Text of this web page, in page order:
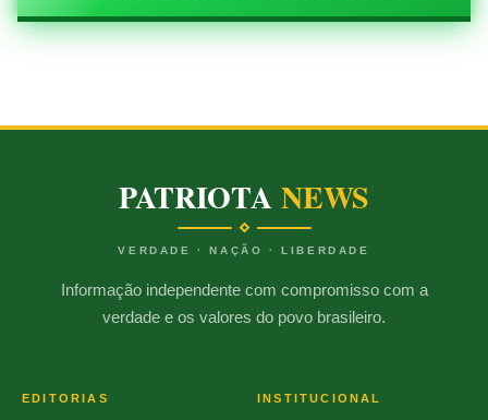
PATRIOTANEWS
VERDADE · NAÇÃO · LIBERDADE
Informação independente com compromisso com a
verdade e os valores do povo brasileiro.
EDITORIAS INSTITUCIONAL